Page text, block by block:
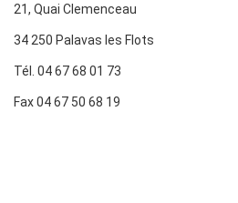
21, Quai Clemenceau
34 250 Palavas les Flots
Tél. 04 67 68 01 73
Fax 04 67 50 68 19